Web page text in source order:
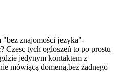
"bez znajomości jezyka"-
Czesc tych ogloszeń to po prostu
jedynym kontaktem z
mówiącą domeną,bez żadnego